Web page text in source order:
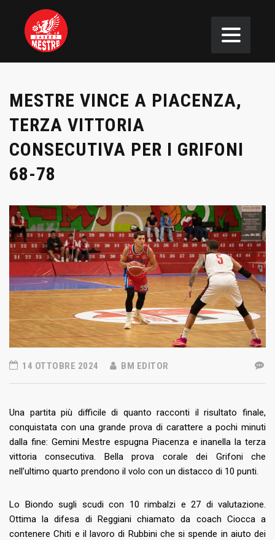
MESTRE VINCE A PIACENZA,
TERZA VITTORIA
CONSECUTIVA PER I GRIFONI
68-78
14 OTTOBRE 2024 BM EDITOR
Una partita più difficile di quanto racconti il risultato finale,
conquistata con una grande prova di carattere a pochi minuti
dalla fine: Gemini Mestre espugna Piacenza e inanella la terza
vittoria consecutiva. Bella prova corale dei Grifoni che
nell’ultimo quarto prendono il volo con un distacco di 10 punti.
Lo Biondo sugli scudi con 10 rimbalzi e 27 di valutazione.
Ottima la difesa di Reggiani chiamato da coach Ciocca a
contenere Chiti e il lavoro di Rubbini che si spende in aiuto dei